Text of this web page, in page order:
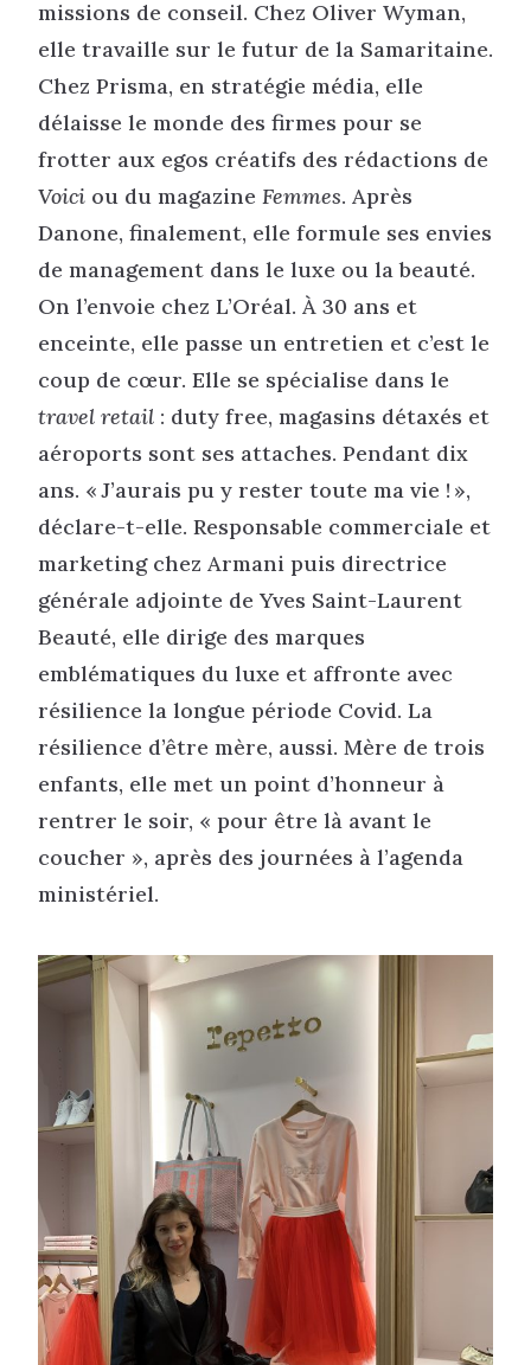
missions de conseil. Chez Oliver Wyman,
elle travaille sur le futur de la Samaritaine.
Chez Prisma, en stratégie média, elle
délaisse le monde des firmes pour se
frotter aux egos créatifs des rédactions de
Voici ou du magazine Femmes. Après
Danone, finalement, elle formule ses envies
de management dans le luxe ou la beauté.
On l’envoie chez L’Oréal. À 30 ans et
enceinte, elle passe un entretien et c’est le
coup de cœur. Elle se spécialise dans le
travel retail : duty free, magasins détaxés et
aéroports sont ses attaches. Pendant dix
ans. « J’aurais pu y rester toute ma vie ! »,
déclare-t-elle. Responsable commerciale et
marketing chez Armani puis directrice
générale adjointe de Yves Saint-Laurent
Beauté, elle dirige des marques
emblématiques du luxe et affronte avec
résilience la longue période Covid. La
résilience d’être mère, aussi. Mère de trois
enfants, elle met un point d’honneur à
rentrer le soir, « pour être là avant le
coucher », après des journées à l’agenda
ministériel.